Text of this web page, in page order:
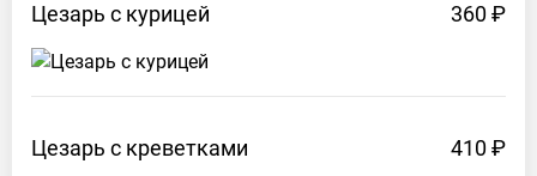
Цезарь с курицей 360 ₽
Цезарь с креветками 410 ₽